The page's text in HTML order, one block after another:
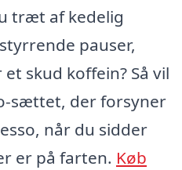
træt af kedelig
pauser,
skud koffein? Så vil
sættet, der forsyner
når du sidder
er på farten. Køb